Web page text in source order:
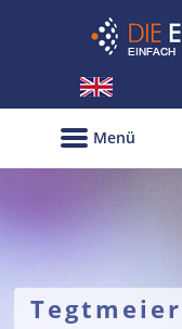
Menü